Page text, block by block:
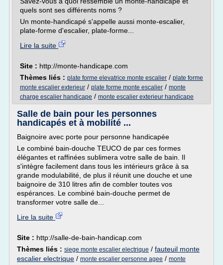
quels sont ses différents noms ?
Un monte-handicapé s'appelle aussi monte-escalier,
plate-forme d'escalier, plate-forme...
Lire la suite
Site : http://monte-handicape.com
Thèmes liés : plate forme elevatrice monte escalier / plate forme
monte escalier exterieur / plate forme monte escalier / monte
charge escalier handicape / monte escalier exterieur handicape
Salle de bain pour les personnes
handicapés et à mobilité ...
Baignoire avec porte pour personne handicapée
Le combiné bain-douche TEUCO de par ces formes
élégantes et raffinées sublimera votre salle de bain. Il
s'intègre facilement dans tous les intérieurs grâce à sa
grande modulabilité, de plus il réunit une douche et une
baignoire de 310 litres afin de combler toutes vos
espérances. Le combiné bain-douche permet de
transformer votre salle de...
Lire la suite
Site : http://salle-de-bain-handicap.com
Thèmes liés : siege monte escalier electrique / fauteuil monte
escalier electrique / monte escalier personne agee / monte